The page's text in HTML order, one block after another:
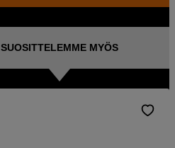
SUOSITTELEMME MYÖS